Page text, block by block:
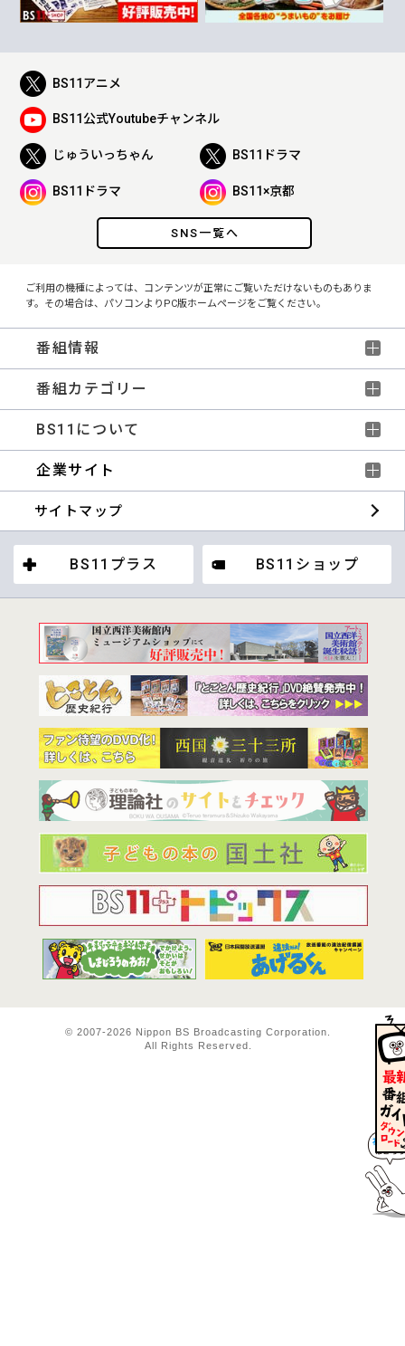
SNS一覧へ
BS11アニメ
BS11公式Youtubeチャンネル
じゅういっちゃん BS11ドラマ
BS11ドラマ BS11×京都
ご利用の機種によっては、コンテンツが正常にご覧いただけないものもありま
す。その場合は、パソコンよりPC版ホームページをご覧ください。
番組情報
番組カテゴリー
BS11について
企業サイト
サイトマップ
BS11プラス BS11ショップ
© 2007-2026 Nippon BS Broadcasting Corporation.
All Rights Reserved.